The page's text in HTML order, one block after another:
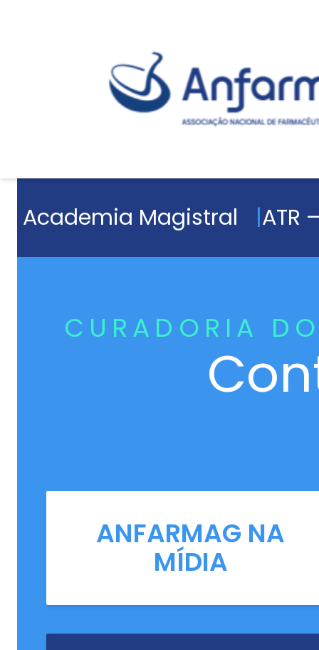
Academia Magistral ATR
CURADORIA
ANFARMAG NA
MÍDIA